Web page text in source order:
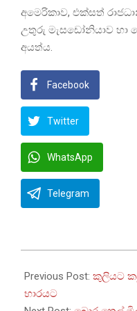
අමෙරිකාව, එක්සත්
උතුරු මැසඩෝනියාව හා
අයත්ය.
Facebook
Twitter
WhatsApp
Telegram
09-
14
Previous Post: කුලියට
භාරයට